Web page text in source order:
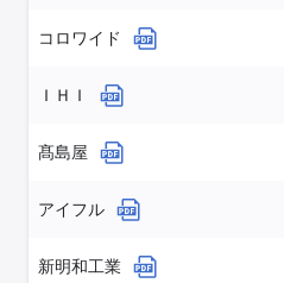
コロワイド
ＩＨＩ
髙島屋
アイフル
新明和工業